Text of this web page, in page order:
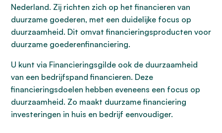
Nederland. Zij richten zich op het financieren van
duurzame goederen, met een duidelijke focus op
duurzaamheid. Dit omvat financieringsproducten voor
duurzame goederenfinanciering.
U kunt via Financieringsgilde ook de duurzaamheid
van een bedrijfspand financieren. Deze
financieringsdoelen hebben eveneens een focus op
duurzaamheid. Zo maakt duurzame financiering
investeringen in huis en bedrijf eenvoudiger.